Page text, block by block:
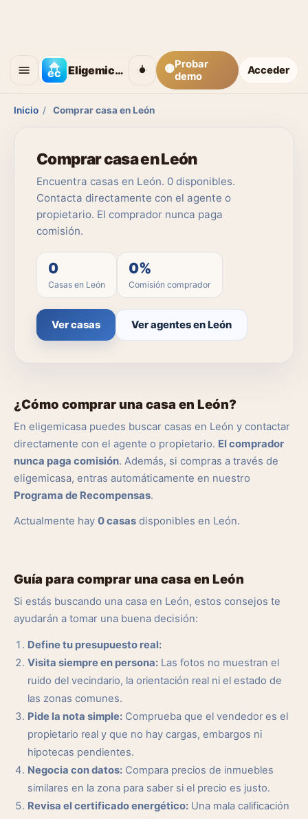
Eligemicasa 🟡Probar
demo
Acceder
Inicio / Comprar casa en León
Comprar casa en León
Encuentra casas en León. 0 disponibles.
Contacta directamente con el agente o
propietario. El comprador nunca paga
comisión.
0
Casas en León
0%
Comisión comprador
Ver casas Ver agentes en León
¿Cómo comprar una casa en León?
En eligemicasa puedes buscar casas en León y contactar
directamente con el agente o propietario. El comprador
nunca paga comisión. Además, si compras a través de
eligemicasa, entras automáticamente en nuestro
Programa de Recompensas.
Actualmente hay 0 casas disponibles en León.
Guía para comprar una casa en León
Si estás buscando una casa en León, estos consejos te
ayudarán a tomar una buena decisión:
Define tu presupuesto real:
Visita siempre en persona: Las fotos no muestran el
ruido del vecindario, la orientación real ni el estado de
las zonas comunes.
Pide la nota simple: Comprueba que el vendedor es el
propietario real y que no hay cargas, embargos ni
hipotecas pendientes.
Negocia con datos: Compara precios de inmuebles
similares en la zona para saber si el precio es justo.
Revisa el certificado energético: Una mala calificación